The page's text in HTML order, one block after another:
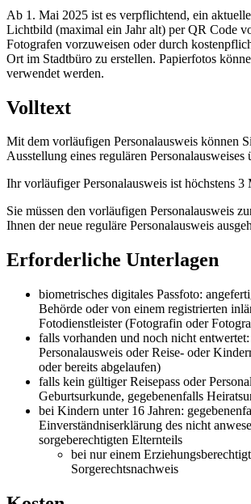
Ab 1. Mai 2025 ist es verpflichtend, ein
Lichtbild (maximal ein Jahr alt) per QR Code
Fotografen vorzuweisen oder durch
Ort im Stadtbüro zu erstellen. Papierfotos
verwendet werden.
Volltext
Mit dem vorläufigen Personalausweis können
Ausstellung eines regulären Personalausweises
Ihr vorläufiger Personalausweis ist höchstens 3
Sie müssen den vorläufigen Personalausweis
Ihnen der neue reguläre Personalausweis
Erforderliche Unterlagen
biometrisches digitales Passfoto:
Behörde oder von einem registrierten
Fotodienstleister (Fotografin oder
falls vorhanden und noch nicht
Personalausweis oder Reise- oder
oder bereits abgelaufen)
falls kein gültiger Reisepass oder
Geburtsurkunde, gegebenenfalls
bei Kindern unter 16 Jahren:
Einverständniserklärung des nicht
sorgeberechtigten Elternteils
bei nur einem
Sorgerechtsnachweis